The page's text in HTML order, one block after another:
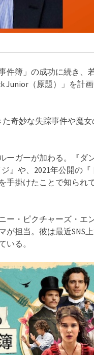
件簿」の成功に続き、
Junior（原題）」を計
奇妙な失踪事件や魔
ーガーが加わる。『ダ
』や、2021年公開の
手掛けたことで知られ
ー・ピクチャーズ・エ
が担当。彼は最近SNS
る。